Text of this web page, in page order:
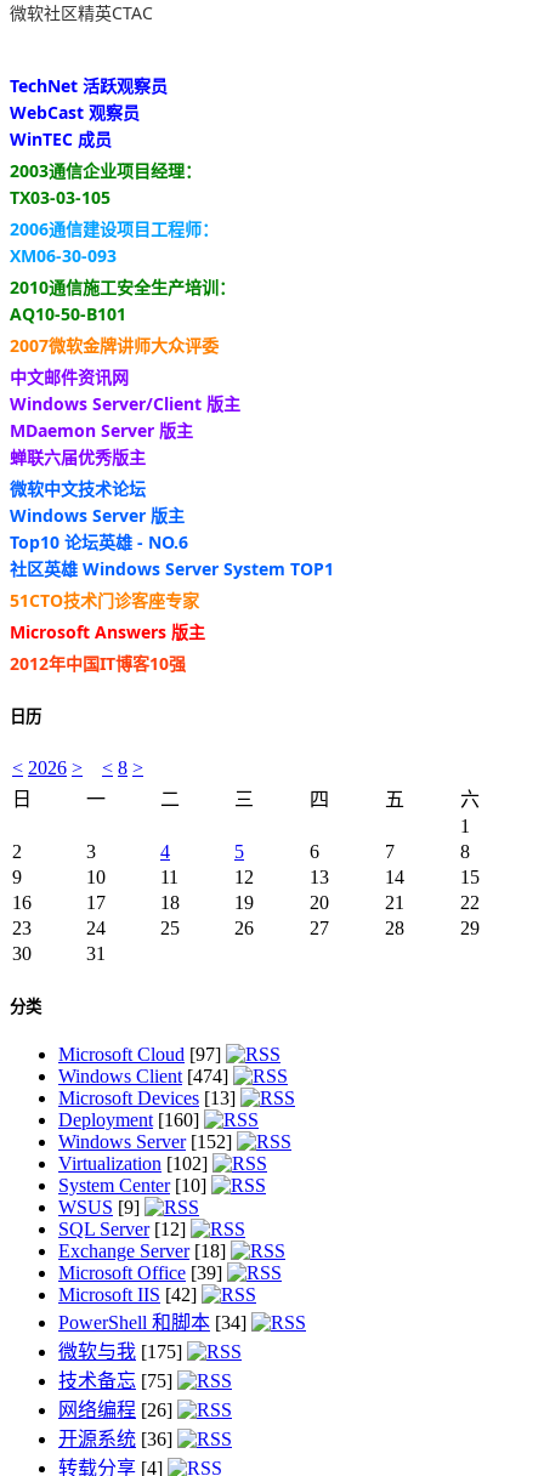
微软社区精英CTAC
TechNet 活跃观察员
WebCast 观察员
WinTEC 成员
2003通信企业项目经理：
TX03-03-105
2006通信建设项目工程师：
XM06-30-093
2010通信施工安全生产培训：
AQ10-50-B101
2007微软金牌讲师大众评委
中文邮件资讯网
Windows Server/Client 版主
MDaemon Server 版主
蝉联六届优秀版主
微软中文技术论坛
Windows Server 版主
Top10 论坛英雄 - NO.6
社区英雄 Windows Server System TOP1
51CTO技术门诊客座专家
Microsoft Answers 版主
2012年中国IT博客10强
日历
< 2026 > < 8 >
日
一 二 三 四 五
六
1
2
3 4 5 6 7
8
9
10 11 12 13 14
15
16
17 18 19 20 21
22
23
24 25 26 27 28
29
30
31
分类
Microsoft Cloud [97]
Windows Client [474]
Microsoft Devices [13]
Deployment [160]
Windows Server[152]
Virtualization [102]
System Center[10]
WSUS [9]
SQL Server[12]
Exchange Server[18]
Microsoft Office [39]
Microsoft IIS [42]
PowerShell 和脚本 [34]
微软与我 [175]
技术备忘 [75]
网络编程 [26]
开源系统 [36]
转载分享 [4]